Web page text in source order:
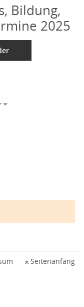
Bildung,
2025
Seitenanfang